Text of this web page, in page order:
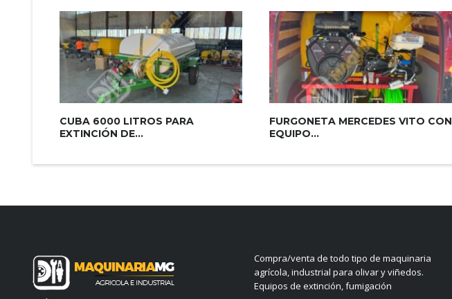
CUBA 6000 LITROS PARA
EXTINCIÓN DE...
FURGONETA MERCEDES VITO CON
EQUIPO...
Compra/venta de todo tipo de maquinaria
agrícola, industrial para olivar y viñedos.
Equipos de extinción, fumigación